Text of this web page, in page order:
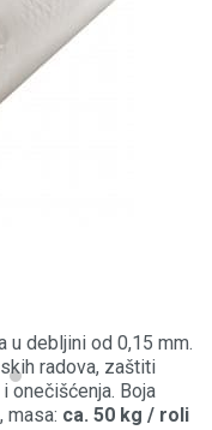
u debljini od 0,15 mm.
radova, zaštiti
onečišćenja. Boja
, masa: ca. 50 kg / roli